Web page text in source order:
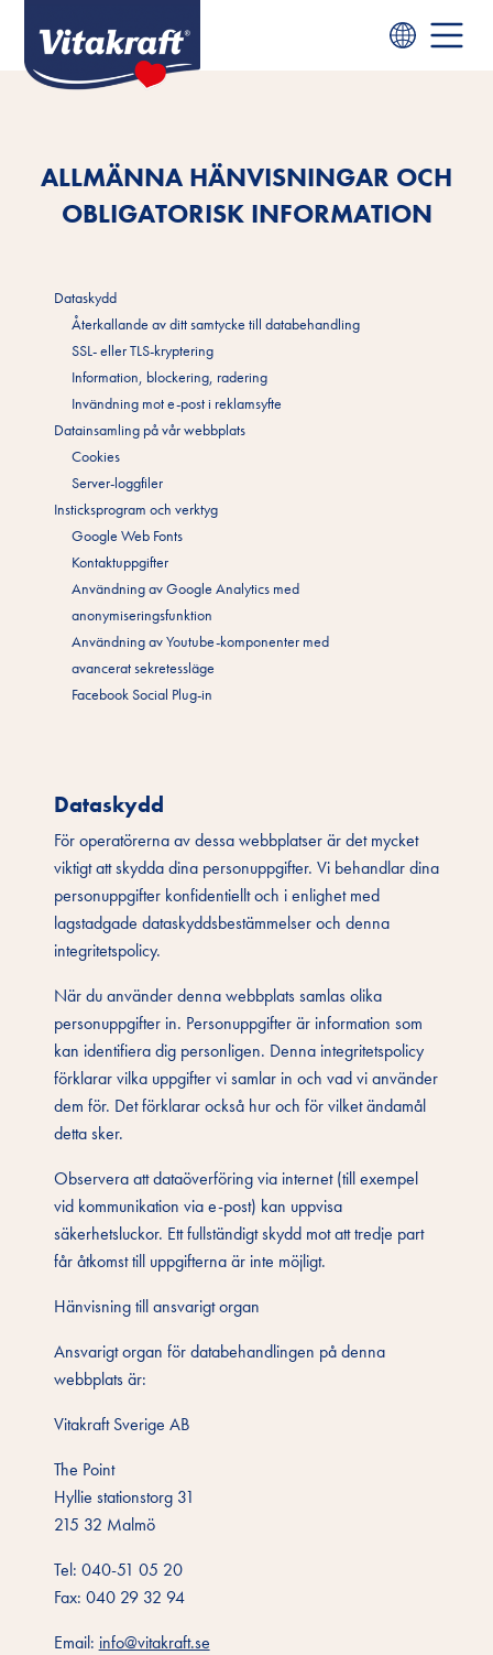
ALLMÄNNA HÄNVISNINGAR OCH
OBLIGATORISK INFORMATION
Dataskydd
Återkallande av ditt samtycke till databehandling
SSL- eller TLS-kryptering
Information, blockering, radering
Invändning mot e-post i reklamsyfte
Datainsamling på vår webbplats
Cookies
Server-loggfiler
Insticksprogram och verktyg
Google Web Fonts
Kontaktuppgifter
Användning av Google Analytics med
anonymiseringsfunktion
Användning av Youtube-komponenter med
avancerat sekretessläge
Facebook Social Plug-in
Dataskydd
För operatörerna av dessa webbplatser är det mycket
viktigt att skydda dina personuppgifter. Vi behandlar dina
personuppgifter konfidentiellt och i enlighet med
lagstadgade dataskyddsbestämmelser och denna
integritetspolicy.
När du använder denna webbplats samlas olika
personuppgifter in. Personuppgifter är information som
kan identifiera dig personligen. Denna integritetspolicy
förklarar vilka uppgifter vi samlar in och vad vi använder
dem för. Det förklarar också hur och för vilket ändamål
detta sker.
Observera att dataöverföring via internet (till exempel
vid kommunikation via e-post) kan uppvisa
säkerhetsluckor. Ett fullständigt skydd mot att tredje part
får åtkomst till uppgifterna är inte möjligt.
Hänvisning till ansvarigt organ
Ansvarigt organ för databehandlingen på denna
webbplats är:
Vitakraft Sverige AB
The Point
Hyllie stationstorg 31
215 32 Malmö
Tel: 040-51 05 20
Fax: 040 29 32 94
Email: info@vitakraft.se